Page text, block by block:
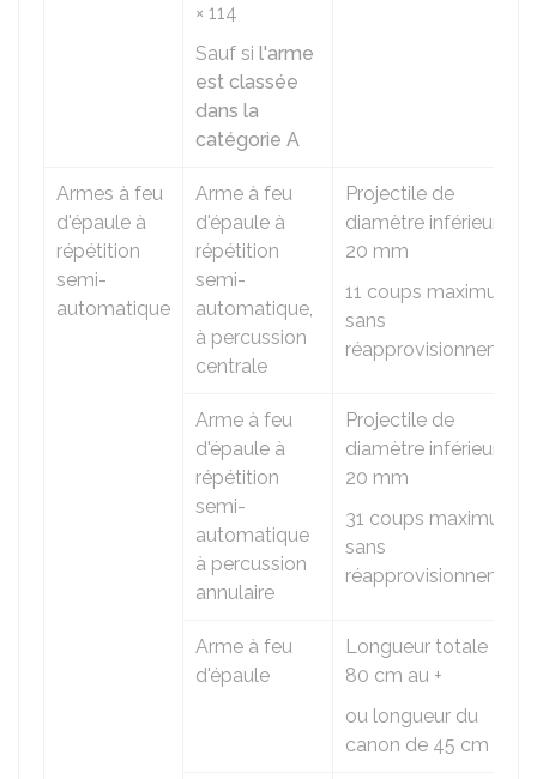
× 114
Sauf si l'arme
est classée
dans la
catégorie A
Armes à feu
d'épaule à
répétition
semi-
automatique
Arme à feu
d'épaule à
répétition
semi-
automatique,
à percussion
centrale
Projectile de
diamètre inférieur à
20 mm
11 coups maximum
sans
réapprovisionnement
Arme à feu
d'épaule à
répétition
semi-
automatique
à percussion
annulaire
Projectile de
diamètre inférieur à
20 mm
31 coups maximum
sans
réapprovisionnement
Arme à feu
d'épaule
Longueur totale de
80 cm au +
ou longueur du
canon de 45 cm au +